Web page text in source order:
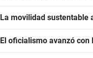
La movilidad sustentable
El oficialismo avanzó